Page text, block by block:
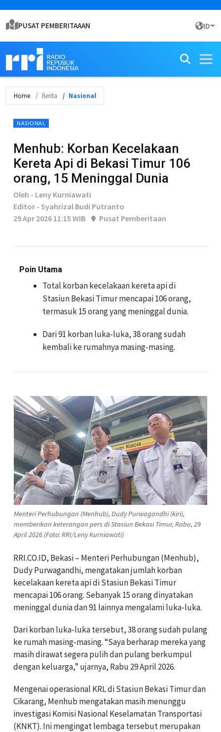
PUSAT PEMBERITAAAN ID
Home Berita Nasional
NASIONAL
Menhub: Korban Kecelakaan
Kereta Api di Bekasi Timur 106
orang, 15 Meninggal Dunia
Oleh - Leny Kurniawati
Editor - Syahrizal Budi Putranto
29 Apr 2026 11:15 WIB
Pusat Pemberitaan
Poin Utama
Total korban kecelakaan kereta api di
Stasiun Bekasi Timur mencapai 106 orang,
termasuk 15 orang yang meninggal dunia.
Dari 91 korban luka-luka, 38 orang sudah
kembali ke rumahnya masing-masing.
Menteri Perhubungan (Menhub), Dudy Purwagandhi (kiri),
memberikan keterangan pers di Stasiun Bekasi Timur, Rabu, 29
April 2026 (Foto: RRI/Leny Kurniawati)
RRI.CO.ID, Bekasi – Menteri Perhubungan (Menhub),
Dudy Purwagandhi, mengatakan jumlah korban
kecelakaan kereta api di Stasiun Bekasi Timur
mencapai 106 orang. Sebanyak 15 orang dinyatakan
meninggal dunia dan 91 lainnya mengalami luka-luka.
Dari korban luka-luka tersebut, 38 orang sudah pulang
ke rumah masing-masing. “Saya berharap mereka yang
masih dirawat segera pulih dan pulang berkumpul
dengan keluarga,” ujarnya, Rabu 29 April 2026.
Mengenai operasional KRL di Stasiun Bekasi Timur dan
Cikarang, Menhub mengatakan masih menunggu
investigasi Komisi Nasional Keselamatan Transportasi
(KNKT). Ini mengingat lembaga tersebut merupakan